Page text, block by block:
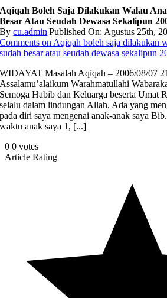
Aqiqah Boleh Saja Dilakukan Walau
Besar Atau Seudah Dewasa Sekalipun
Bycu.admin|Published On: Agustus 25th,
Comments on Aqiqah boleh saja dilakukan
sudah besar atau seudah dewasa sekalipun
WIDAYAT Masalah Aqiqah – 2006/08/07
Assalamu’alaikum Warahmatullahi
Semoga Habib dan Keluarga beserta Umat
selalu dalam lindungan Allah. Ada yang
pada diri saya mengenai anak-anak saya
waktu anak saya 1, [...]
0 0 votes
Article Rating